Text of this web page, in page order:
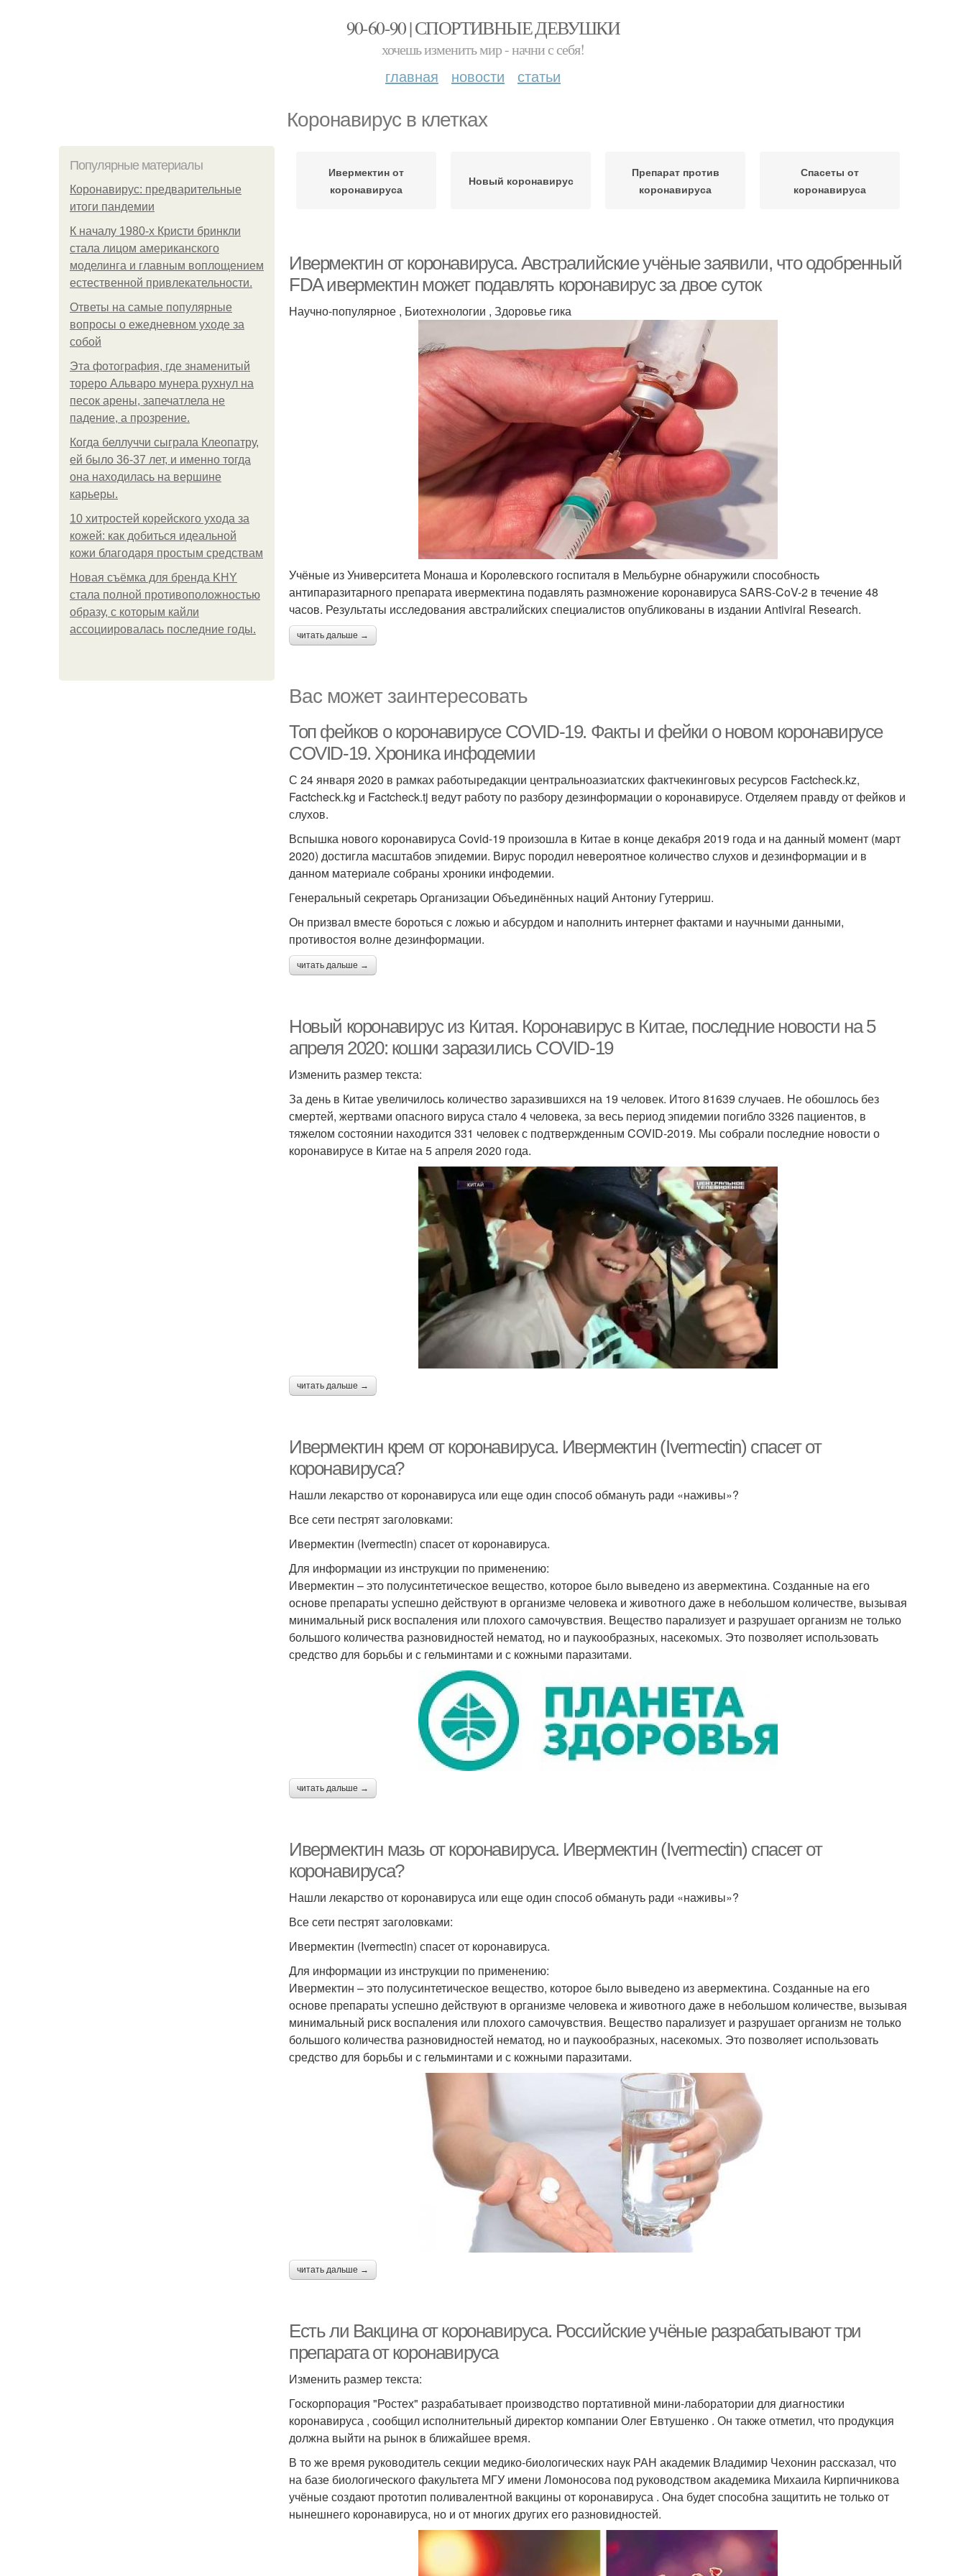
90-60-90 | СПОРТИВНЫЕ ДЕВУШКИ
хочешь изменить мир - начни с себя!
главная новости статьи
Коронавирус в клетках
Популярные материалы
Коронавирус: предварительные
итоги пандемии
К началу 1980-х Кристи бринкли
стала лицом американского
моделинга и главным воплощением
естественной привлекательности.
Ответы на самые популярные
вопросы о ежедневном уходе за
собой
Эта фотография, где знаменитый
тореро Альваро мунера рухнул на
песок арены, запечатлела не
падение, а прозрение.
Когда беллуччи сыграла Клеопатру,
ей было 36-37 лет, и именно тогда
она находилась на вершине
карьеры.
10 хитростей корейского ухода за
кожей: как добиться идеальной
кожи благодаря простым средствам
Новая съёмка для бренда KHY
стала полной противоположностью
образу, с которым кайли
ассоциировалась последние годы.
Ивермектин от
коронавируса
Новый коронавирус
Препарат против
коронавируса
Спасеты от
коронавируса
Ивермектин от коронавируса. Австралийские учёные заявили, что одобренный
FDA ивермектин может подавлять коронавирус за двое суток
Научно-популярное , Биотехнологии , Здоровье гика
Учёные из Университета Монаша и Королевского госпиталя в Мельбурне обнаружили способность
антипаразитарного препарата ивермектина подавлять размножение коронавируса SARS-CoV-2 в течение 48
часов. Результаты исследования австралийских специалистов опубликованы в издании Antiviral Research.
читать дальше →
Вас может заинтересовать
Топ фейков о коронавирусе COVID-19. Факты и фейки о новом коронавирусе
COVID-19. Хроника инфодемии
С 24 января 2020 в рамках работыредакции центральноазиатских фактчекинговых ресурсов Factcheck.kz,
Factcheсk.kg и Factcheck.tj ведут работу по разбору дезинформации о коронавирусе. Отделяем правду от фейков и
слухов.
Вспышка нового коронавируса Covid-19 произошла в Китае в конце декабря 2019 года и на данный момент (март
2020) достигла масштабов эпидемии. Вирус породил невероятное количество слухов и дезинформации и в
данном материале собраны хроники инфодемии.
Генеральный секретарь Организации Объединённых наций Антониу Гутерриш.
Он призвал вместе бороться с ложью и абсурдом и наполнить интернет фактами и научными данными,
противостоя волне дезинформации.
читать дальше →
Новый коронавирус из Китая. Коронавирус в Китае, последние новости на 5
апреля 2020: кошки заразились COVID-19
Изменить размер текста:
За день в Китае увеличилось количество заразившихся на 19 человек. Итого 81639 случаев. Не обошлось без
смертей, жертвами опасного вируса стало 4 человека, за весь период эпидемии погибло 3326 пациентов, в
тяжелом состоянии находится 331 человек с подтвержденным COVID-2019. Мы собрали последние новости о
коронавирусе в Китае на 5 апреля 2020 года.
читать дальше →
Ивермектин крем от коронавируса. Ивермектин (Ivermectin) спасет от
коронавируса?
Нашли лекарство от коронавируса или еще один способ обмануть ради «наживы»?
Все сети пестрят заголовками:
Ивермектин (Ivermectin) спасет от коронавируса.
Для информации из инструкции по применению:
Ивермектин – это полусинтетическое вещество, которое было выведено из авермектина. Созданные на его
основе препараты успешно действуют в организме человека и животного даже в небольшом количестве, вызывая
минимальный риск воспаления или плохого самочувствия. Вещество парализует и разрушает организм не только
большого количества разновидностей нематод, но и паукообразных, насекомых. Это позволяет использовать
средство для борьбы и с гельминтами и с кожными паразитами.
читать дальше →
Ивермектин мазь от коронавируса. Ивермектин (Ivermectin) спасет от
коронавируса?
Нашли лекарство от коронавируса или еще один способ обмануть ради «наживы»?
Все сети пестрят заголовками:
Ивермектин (Ivermectin) спасет от коронавируса.
Для информации из инструкции по применению:
Ивермектин – это полусинтетическое вещество, которое было выведено из авермектина. Созданные на его
основе препараты успешно действуют в организме человека и животного даже в небольшом количестве, вызывая
минимальный риск воспаления или плохого самочувствия. Вещество парализует и разрушает организм не только
большого количества разновидностей нематод, но и паукообразных, насекомых. Это позволяет использовать
средство для борьбы и с гельминтами и с кожными паразитами.
читать дальше →
Есть ли Вакцина от коронавируса. Российские учёные разрабатывают три
препарата от коронавируса
Изменить размер текста:
Госкорпорация "Ростех" разрабатывает производство портативной мини-лаборатории для диагностики
коронавируса , сообщил исполнительный директор компании Олег Евтушенко . Он также отметил, что продукция
должна выйти на рынок в ближайшее время.
В то же время руководитель секции медико-биологических наук РАН академик Владимир Чехонин рассказал, что
на базе биологического факультета МГУ имени Ломоносова под руководством академика Михаила Кирпичникова
учёные создают прототип поливалентной вакцины от коронавируса . Она будет способна защитить не только от
нынешнего коронавируса, но и от многих других его разновидностей.